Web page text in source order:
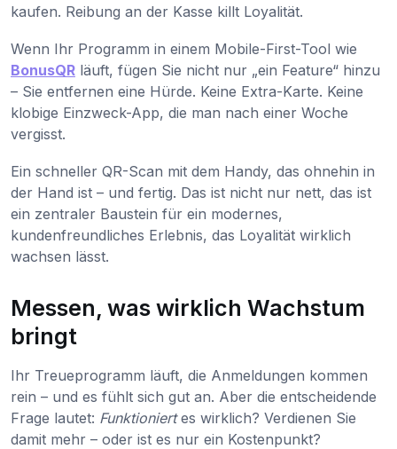
kaufen. Reibung an der Kasse killt Loyalität.
Wenn Ihr Programm in einem Mobile-First-Tool wie
BonusQR läuft, fügen Sie nicht nur „ein Feature“ hinzu
– Sie entfernen eine Hürde. Keine Extra-Karte. Keine
klobige Einzweck-App, die man nach einer Woche
vergisst.
Ein schneller QR-Scan mit dem Handy, das ohnehin in
der Hand ist – und fertig. Das ist nicht nur nett, das ist
ein zentraler Baustein für ein modernes,
kundenfreundliches Erlebnis, das Loyalität wirklich
wachsen lässt.
Messen, was wirklich Wachstum
bringt
Ihr Treueprogramm läuft, die Anmeldungen kommen
rein – und es fühlt sich gut an. Aber die entscheidende
Frage lautet: Funktioniertes wirklich? Verdienen Sie
damit mehr – oder ist es nur ein Kostenpunkt?